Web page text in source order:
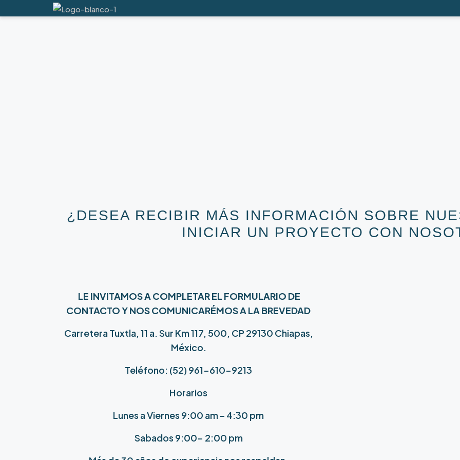
¿DESEA RECIBIR MÁS INFORMACIÓN SOBRE
INICIAR UN PROYECTO CON
LE INVITAMOS A COMPLETAR EL FORMULARIO DE
CONTACTO Y NOS COMUNICARÉMOS A LA BREVEDAD
Carretera Tuxtla, 11 a. Sur Km 117, 500, CP 29130 Chiapas,
México.
Teléfono: (52) 961-610-9213
Horarios
Lunes a Viernes 9:00 am – 4:30 pm
Sabados 9:00- 2:00 pm